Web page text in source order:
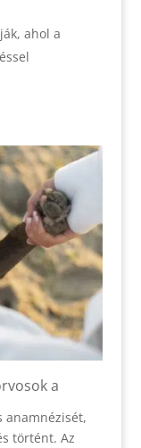
ahol a
a
anamnézisét,
történt. Az